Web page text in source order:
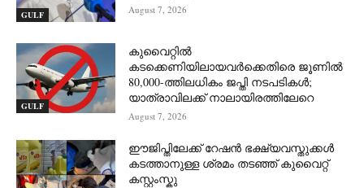
GULF August 7, 2026
GULF
കുവൈറ്റിൽ
കടക്കെണിയിലായവർക്കെതിരെ ജൂണിൽ
80,000-ത്തിലധികം ജപ്തി നടപടികൾ;
യാത്രാവിലക്ക് നാലായിരത്തിലേറെ
August 7, 2026
ഈജിപ്തിലേക്ക് റേഷൻ ഭക്ഷ്യവസ്തുക്കൾ
കടത്താനുള്ള ശ്രമം തടഞ്ഞ് കുവൈറ്റ്
കസ്റ്റംസ്കു